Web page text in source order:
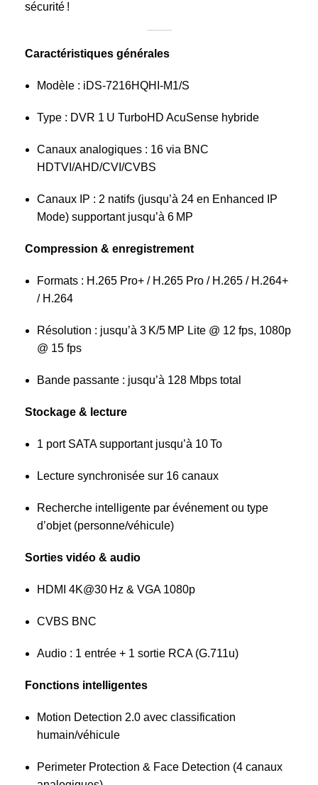
sécurité !
Caractéristiques générales
Modèle : iDS‑7216HQHI‑M1/S
Type : DVR 1 U TurboHD AcuSense hybride
Canaux analogiques : 16 via BNC
HDTVI/AHD/CVI/CVBS
Canaux IP : 2 natifs (jusqu’à 24 en Enhanced IP
Mode) supportant jusqu’à 6 MP
Compression & enregistrement
Formats : H.265 Pro+ / H.265 Pro / H.265 / H.264+
/ H.264
Résolution : jusqu’à 3 K/5 MP Lite @ 12 fps, 1080p
@ 15 fps
Bande passante : jusqu’à 128 Mbps total
Stockage & lecture
1 port SATA supportant jusqu’à 10 To
Lecture synchronisée sur 16 canaux
Recherche intelligente par événement ou type
d’objet (personne/véhicule)
Sorties vidéo & audio
HDMI 4K@30 Hz & VGA 1080p
CVBS BNC
Audio : 1 entrée + 1 sortie RCA (G.711u)
Fonctions intelligentes
Motion Detection 2.0 avec classification
humain/véhicule
Perimeter Protection & Face Detection (4 canaux